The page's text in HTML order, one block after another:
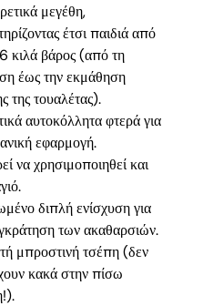
μεγέθη,
έτσι παιδιά από
κιλά βάρος (από τη
έως την εκμάθηση
της τουαλέτας).
αυτοκόλλητα φτερά για
εφαρμογή.
να χρησιμοποιηθεί και
διπλή ενίσχυση για
των ακαθαρσιών.
μπροστινή τσέπη (δεν
κακά στην πίσω